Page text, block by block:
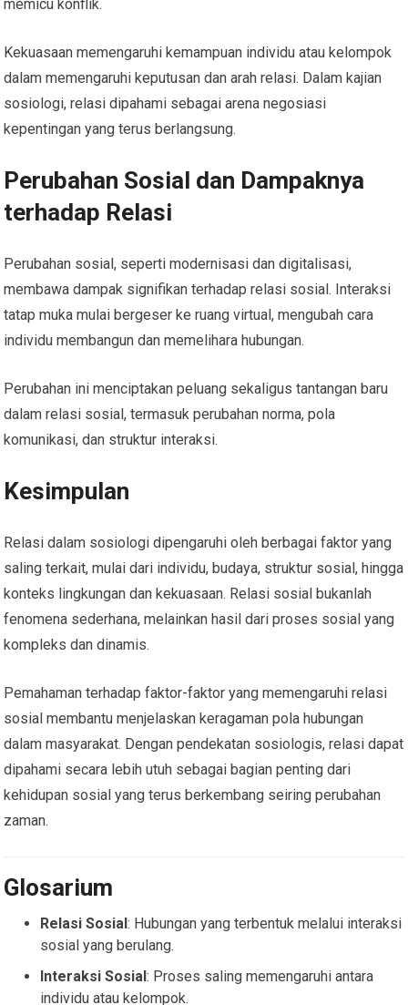
memicu konflik.
Kekuasaan memengaruhi kemampuan individu atau kelompok
dalam memengaruhi keputusan dan arah relasi. Dalam kajian
sosiologi, relasi dipahami sebagai arena negosiasi
kepentingan yang terus berlangsung.
Perubahan Sosial dan Dampaknya
terhadap Relasi
Perubahan sosial, seperti modernisasi dan digitalisasi,
membawa dampak signifikan terhadap relasi sosial. Interaksi
tatap muka mulai bergeser ke ruang virtual, mengubah cara
individu membangun dan memelihara hubungan.
Perubahan ini menciptakan peluang sekaligus tantangan baru
dalam relasi sosial, termasuk perubahan norma, pola
komunikasi, dan struktur interaksi.
Kesimpulan
Relasi dalam sosiologi dipengaruhi oleh berbagai faktor yang
saling terkait, mulai dari individu, budaya, struktur sosial, hingga
konteks lingkungan dan kekuasaan. Relasi sosial bukanlah
fenomena sederhana, melainkan hasil dari proses sosial yang
kompleks dan dinamis.
Pemahaman terhadap faktor-faktor yang memengaruhi relasi
sosial membantu menjelaskan keragaman pola hubungan
dalam masyarakat. Dengan pendekatan sosiologis, relasi dapat
dipahami secara lebih utuh sebagai bagian penting dari
kehidupan sosial yang terus berkembang seiring perubahan
zaman.
Glosarium
Relasi Sosial: Hubungan yang terbentuk melalui interaksi
sosial yang berulang.
Interaksi Sosial: Proses saling memengaruhi antara
individu atau kelompok.